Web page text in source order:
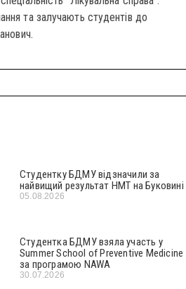
та залучають студентів до
Студентку БДМУ відзначили за
найвищий результат НМТ на Буковині
05.08.2026
Студентка БДМУ взяла участь у
Summer School of Preventive Medicine
за програмою NAWA
30.07.2026